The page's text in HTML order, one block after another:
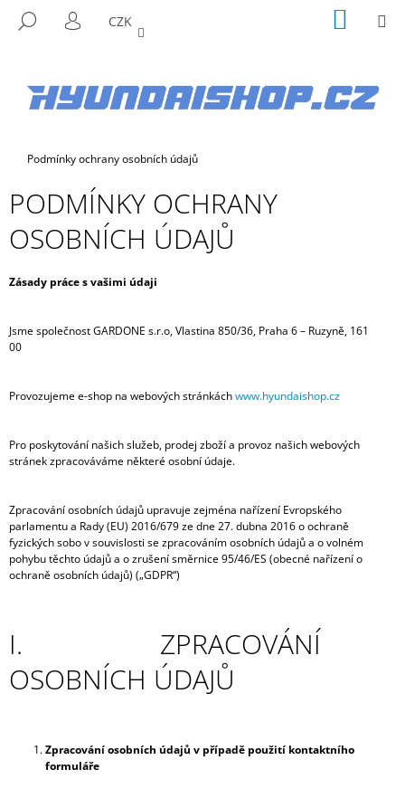
HLEDAT
PŘIHLÁŠENÍ
CZK KOŠÍK
Domů
Podmínky ochrany osobních údajů
PODMÍNKY OCHRANY
OSOBNÍCH ÚDAJŮ
Zásady práce s vašimi údaji
Jsme společnost GARDONE s.r.o, Vlastina 850/36, Praha 6 – Ruzyně, 161
00
Provozujeme e-shop na webových stránkáchwww.hyundaishop.cz
Pro poskytování našich služeb, prodej zboží a provoz našich webových
stránek zpracováváme některé osobní údaje.
Zpracování osobních údajů upravuje zejména nařízení Evropského
parlamentu a Rady (EU) 2016/679 ze dne 27. dubna 2016 o ochraně
fyzických sobo v souvislosti se zpracováním osobních údajů a o volném
pohybu těchto údajů a o zrušení směrnice 95/46/ES (obecné nařízení o
ochraně osobních údajů) („GDPR“)
I. ZPRACOVÁNÍ
OSOBNÍCH ÚDAJŮ
Zpracování osobních údajů v případě použití kontaktního
formuláře
C
O
T
Ř
E
U
E
T
N
J
Í
?
D